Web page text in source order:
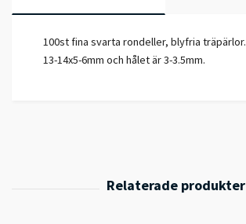
100st fina svarta rondeller, blyfria träpärlor.
13-14x5-6mm och hålet är 3-3.5mm.